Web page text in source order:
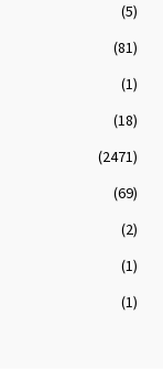
(5)
(81)
(1)
(18)
(2471)
(69)
(2)
(1)
(1)